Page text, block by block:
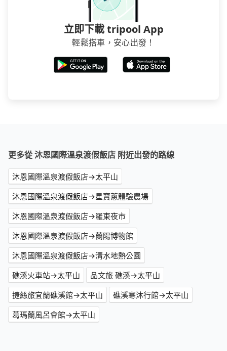
立即下載 tripool App
輕鬆搭車，安心出發！
更多從 沐恩國際溫泉渡假飯店 附近出發的路線
沐恩國際溫泉渡假飯店→太平山
沐恩國際溫泉渡假飯店→星寶蔥體驗農場
沐恩國際溫泉渡假飯店→羅東夜市
沐恩國際溫泉渡假飯店→蘭陽博物館
沐恩國際溫泉渡假飯店→清水地熱公園
礁溪火車站→太平山
品文旅 礁溪→太平山
捷絲旅宜蘭礁溪館→太平山
礁溪寒沐行館→太平山
葛瑪蘭風呂會館→太平山